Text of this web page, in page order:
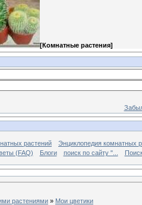
[Комнатные растения]
растений
Энциклопедия комнатных
(FAQ) Блоги поиск по сайту "...
растениями » Мои цветики